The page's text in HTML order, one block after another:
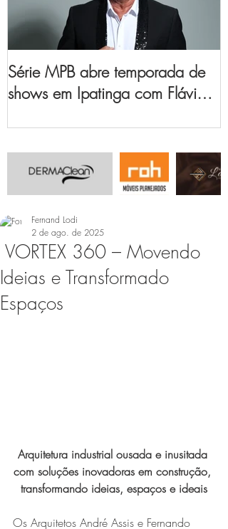
Série MPB abre temporada de
shows em Ipatinga com Flávio
VORTEX 360 – Movendo
Ideias e Transformado
Espaços
Fernand Lodi
2 de ago. de 2025
Arquitetura industrial ousada e inusitada
com soluções inovadoras em construção,
transformando ideias, espaços e ideais
Os Arquitetos André Assis e Fernando